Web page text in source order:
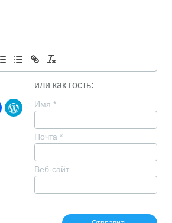
или как гость:
Имя *
Почта *
Веб-сайт